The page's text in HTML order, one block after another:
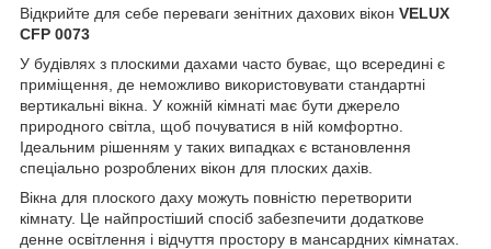
Відкрийте для себе переваги зенітних дахових вікон VELUX
CFP 0073
У будівлях з плоскими дахами часто буває, що всередині є
приміщення, де неможливо використовувати стандартні
вертикальні вікна. У кожній кімнаті має бути джерело
природного світла, щоб почуватися в ній комфортно.
Ідеальним рішенням у таких випадках є встановлення
спеціально розроблених вікон для плоских дахів.
Вікна для плоского даху можуть повністю перетворити
кімнату. Це найпростіший спосіб забезпечити додаткове
денне освітлення і відчуття простору в мансардних кімнатах.